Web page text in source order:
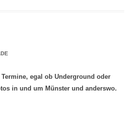
egal ob Underground oder
in und um Münster und anderswo.